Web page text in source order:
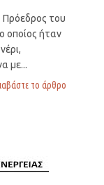
Πρόεδρος του
οποίος ήταν
με...
το άρθρο